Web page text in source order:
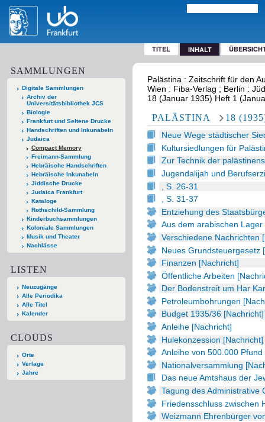
TITEL INHALT
SAMMLUNGEN
Digitale Sammlungen
Archiv der
Universitätsbibliothek JCS
Biologie
Frankfurt und Seltene Drucke
Handschriften und Inkunabeln
Judaica
Compact Memory
Freimann-Sammlung
Hebräische Handschriften
Hebräische Inkunabeln
Jiddische Drucke
Judaica Frankfurt
Kataloge
Rothschild-Sammlung
Kinderbuchsammlungen
Koloniale Sammlungen
Musik und Theater
Nachlässe
LISTEN
Neuzugänge
Alle Periodika
Alle Titel
Kalender
CLOUDS
Orte
Verlage
Jahre
Palästina : Zeitschrift für den
Wien : Fiba-Verlag ; Berlin :
18 (Januar 1935) Heft 1
PALÄSTINA 18
Neue Wege städtischer
Kultursiedlungen für
Zur Technik der
Jugendalijah und
, S. 26-31
, S. 31-37
Entziehung des
Aus dem arabischen Lager
Verschiedene Nachrichten
Neues Grundsteuergesetz
Finanzen [Nachricht]
Öffentliche Arbeiten
Der Bodenstreit um Har
Petroleumbohrungen
Budget 1935/36 [Nachricht]
Anleihe [Nachricht]
Hulekonzession [Nachricht]
Anleihe von 500.000 Pfund
Nationalversammlung
Das neue Amtshaus der
Tagung des Administrative
Friedensschluss zwischen
Weizmann Ehrenbürger